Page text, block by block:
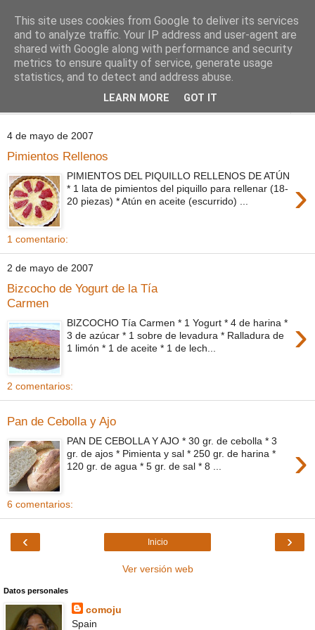
Comoju
La Cocina del Día a Día y el día a día de la Gastronomía
4 de mayo de 2007
Pimientos Rellenos
›
PIMIENTOS DEL PIQUILLO RELLENOS DE ATÚN
* 1 lata de pimientos del piquillo para rellenar (18-
20 piezas) * Atún en aceite (escurrido) ...
1 comentario:
2 de mayo de 2007
Bizcocho de Yogurt de la Tía
Carmen
›
BIZCOCHO Tía Carmen * 1 Yogurt * 4 de harina *
3 de azúcar * 1 sobre de levadura * Ralladura de
1 limón * 1 de aceite * 1 de lech...
2 comentarios:
Pan de Cebolla y Ajo
›
PAN DE CEBOLLA Y AJO * 30 gr. de cebolla * 3
gr. de ajos * Pimienta y sal * 250 gr. de harina *
120 gr. de agua * 5 gr. de sal * 8 ...
6 comentarios:
‹ ›
Inicio
Ver versión web
Datos personales
comoju
Spain
This site uses cookies from Google to deliver its services
and to analyze traffic. Your IP address and user-agent are
shared with Google along with performance and security
metrics to ensure quality of service, generate usage
statistics, and to detect and address abuse.
LEARN MORE GOT IT